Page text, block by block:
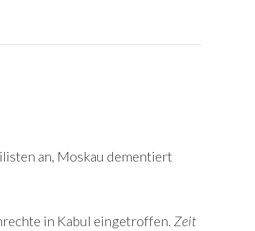
an, Moskau dementiert
in Kabul eingetroffen. Zeit